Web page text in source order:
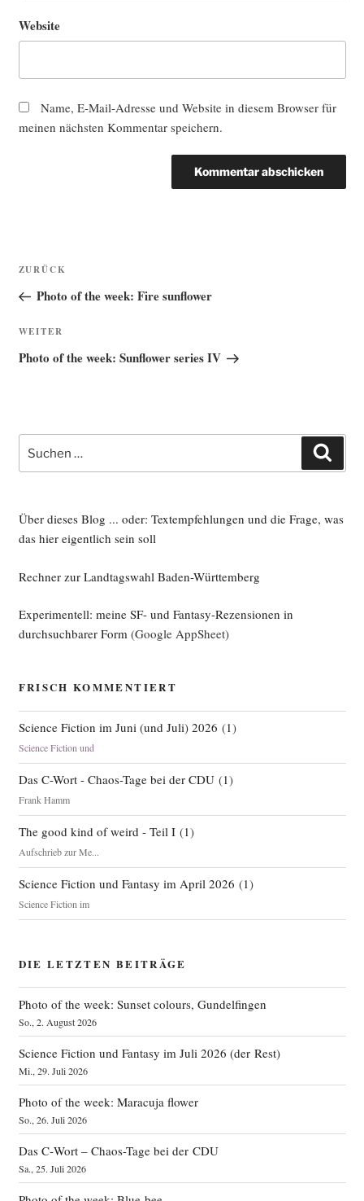
Website
Name, E-Mail-Adresse und Website in diesem Browser für
meinen nächsten Kommentar speichern.
Beitragsnavigation
Vorheriger
Beitrag
ZURÜCK
Photo of the week: Fire sunflower
Nächster
Beitrag
WEITER
Photo of the week: Sunflower series IV
nach:
Über dieses Blog ... oder: Textempfehlungen und die Frage, was
das hier eigentlich sein soll
Rechner zur Landtagswahl Baden-Württemberg
Experimentell: meine SF- und Fantasy-Rezensionen in
durchsuchbarer Form(Google AppSheet)
FRISCH KOMMENTIERT
Science Fiction im Juni (und Juli) 2026 (1)
Science Fiction und
Das C-Wort - Chaos-Tage bei der CDU(1)
Frank Hamm
The good kind of weird - Teil I(1)
Aufschrieb zur Me...
Science Fiction und Fantasy im April 2026 (1)
Science Fiction im
DIE LETZTEN BEITRÄGE
Photo of the week: Sunset colours, Gundelfingen
So., 2. August 2026
Science Fiction und Fantasy im Juli 2026 (der Rest)
Mi., 29. Juli 2026
Photo of the week: Maracuja flower
So., 26. Juli 2026
Das C‑Wort – Chaos-Tage bei der CDU
Sa., 25. Juli 2026